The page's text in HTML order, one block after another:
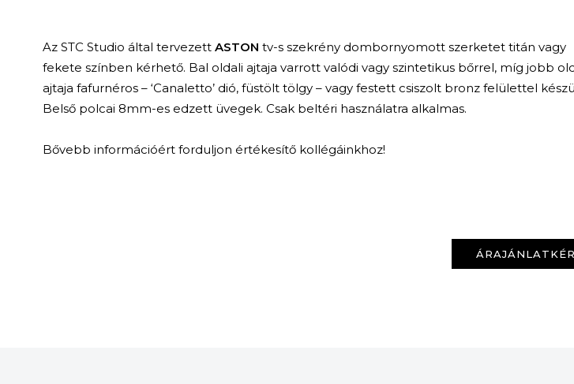
Az STC Studio által tervezett ASTON tv-s szekrény dombornyomott szerketet titán vagy
fekete színben kérhető. Bal oldali ajtaja varrott valódi vagy szintetikus bőrrel, míg jobb
ajtaja fafurnéros – ‘Canaletto’ dió, füstölt tölgy – vagy festett csiszolt bronz felülettel
Belső polcai 8mm-es edzett üvegek. Csak beltéri használatra alkalmas.
Bővebb információért forduljon értékesítő kollégáinkhoz!